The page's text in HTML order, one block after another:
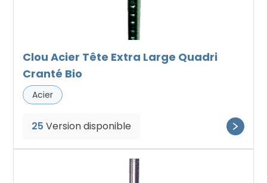
Clou Acier Tête Extra Large Quadri
Cranté Bio
Acier
25 Version disponible